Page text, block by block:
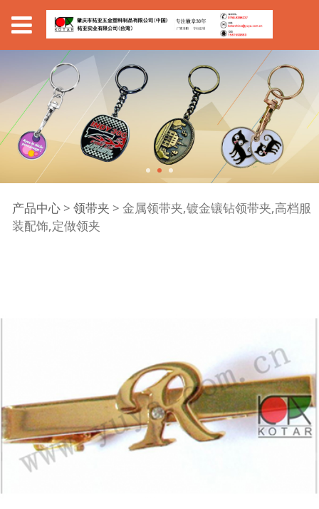
金属领带夹,镀金镶钻领
产品中心> 领带夹 > 金属领带夹,镀金镶钻领带夹,高档服
装配饰,定做领夹